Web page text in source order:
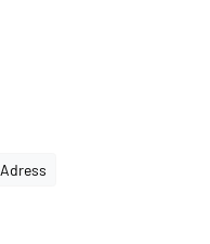
Adress